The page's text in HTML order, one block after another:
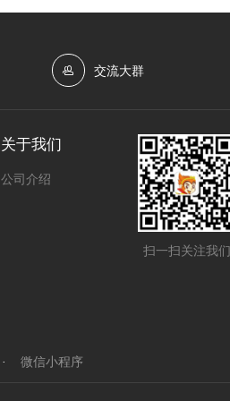
交流大群
关于我们
公司介绍
扫一扫关注我们
· 微信小程序